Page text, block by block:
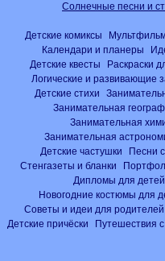
Солнечные песни и
Детские комиксы
Календари и планеры
Детские квесты
Раскраски
Логические и развивающие
Детские стихи
Занимательная
Занимательная
Занимательная
Детские частушки
Песни
Стенгазеты и бланки
Дипломы для детей
Новогодние костюмы для
Советы и идеи для родителей
Детские причёски
Путешествия